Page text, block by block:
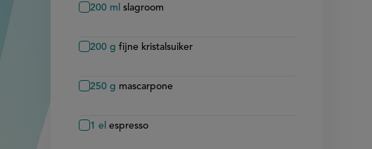
200 ml slagroom
200 g fijne kristalsuiker
250 g mascarpone
1 el espresso